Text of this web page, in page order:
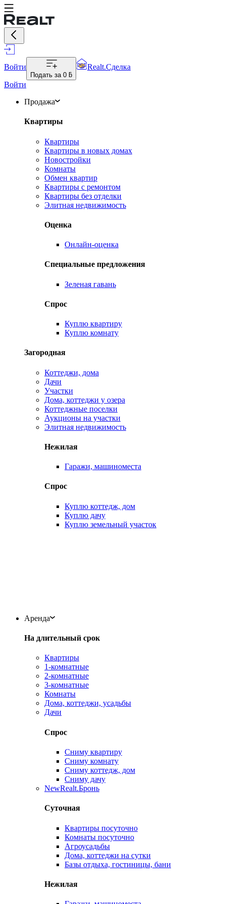
Войти
Подать за 0 ƃ
Realt.Сделка
Войти
Продажа
Квартиры
Квартиры
Квартиры в новых домах
Новостройки
Комнаты
Обмен квартир
Квартиры с ремонтом
Квартиры без отделки
Элитная недвижимость
Оценка
Онлайн-оценка
Специальные предложения
Зеленая гавань
Спрос
Куплю квартиру
Куплю комнату
Загородная
Коттеджи, дома
Дачи
Участки
Дома, коттеджи у озера
Коттеджные поселки
Аукционы на участки
Элитная недвижимость
Нежилая
Гаражи, машиноместа
Спрос
Куплю коттедж, дом
Куплю дачу
Куплю земельный участок
Аренда
На длительный срок
Квартиры
1-комнатные
2-комнатные
3-комнатные
Комнаты
Дома, коттеджи, усадьбы
Дачи
Спрос
Сниму квартиру
Сниму комнату
Сниму коттедж, дом
Сниму дачу
NewRealt.Бронь
Суточная
Квартиры посуточно
Комнаты посуточно
Агроусадьбы
Дома, коттеджи на сутки
Базы отдыха, гостиницы, бани
Нежилая